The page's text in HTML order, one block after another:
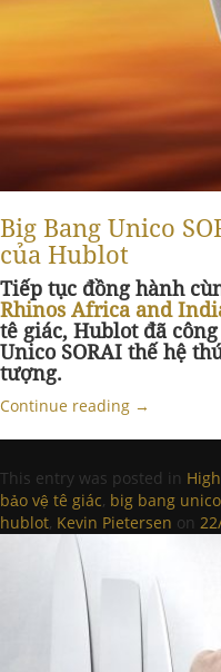
Big Bang Unico
của Hublot
Tiếp tục đồng hành
Rhinos Africa and
tê giác, Hublot đã
Unico SORAI thế hệ
tượng.
Continue reading →
This entry was posted in
bảo vệ tê giác, big bang unico
hublot, Kevin Pietersen on